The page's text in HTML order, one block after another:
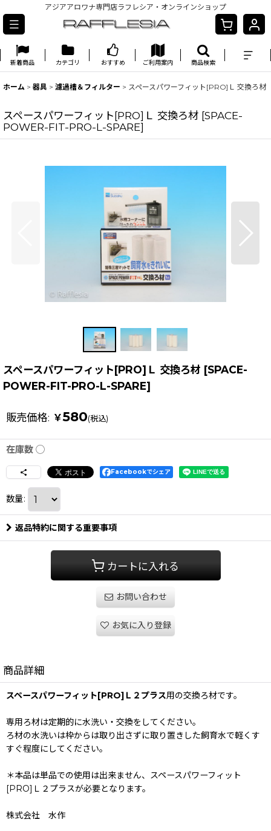
アジアアロワナ専門店ラフレシア・オンラインショップ
新着商品 カテゴリ おすすめ ご利用案内 商品検索
ホーム > 器具 > 濾過槽＆フィルター > スペースパワーフィット[PRO]Ｌ 交換ろ材
スペースパワーフィット[PRO]Ｌ 交換ろ材 [SPACE-
POWER-FIT-PRO-L-SPARE]
スペースパワーフィット[PRO]Ｌ 交換ろ材 [SPACE-
POWER-FIT-PRO-L-SPARE]
販売価格: ￥580(税込)
在庫数 ◯
Facebookでシェア
数量:
返品特約に関する重要事項
カートに入れる
お問い合わせ
お気に入り登録
商品詳細
スペースパワーフィット[PRO]Ｌ２プラス用の交換ろ材です。
専用ろ材は定期的に水洗い・交換をしてください。
ろ材の水洗いは枠からは取り出さずに取り置きした飼育水で軽くす
すぐ程度にしてください。
＊本品は単品での使用は出来ません、スペースパワーフィット
[PRO]Ｌ２プラスが必要となります。
株式会社 水作